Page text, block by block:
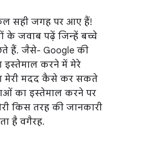
सही जगह पर आए हैं!
के जवाब पढ़ें जिन्हें बच्चे
हैं. जैसे- Google की
करने में मेरे
मेरी मदद कैसे कर सकते
का इस्तेमाल करने पर
किस तरह की जानकारी
है वगैरह.